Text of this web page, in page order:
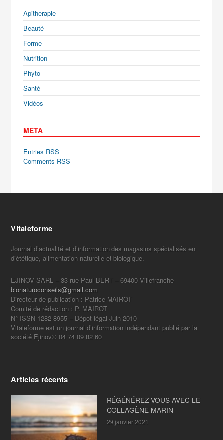
Apitherapie
Beauté
Forme
Nutrition
Phyto
Santé
Vidéos
META
Entries RSS
Comments RSS
Vitaleforme
Journal d’actualité et d’information des magasins spécialisés en
diététique, alimentation naturelle et biologique.
EJINOV SARL – 33 rue Paul BERT – 69400 Villefranche
bionaturoconseils@gmail.com
Directeur de publication : Patrice MAIROT
Comité de rédaction : P. MAIROT
N° ISSN 1282-8955 – Dépot légal Juin 2010
Vitaleforme est un journal d’information indépendant publié par la
société Ejinov® 04 74 09 82 60
Articles récents
RÉGÉNÉREZ-VOUS AVEC LE
COLLAGÈNE MARIN
29 janvier 2021